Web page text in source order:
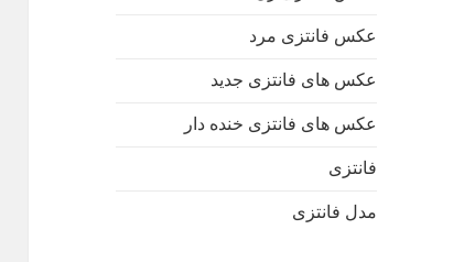
عکس فانتزی مرد
عکس های فانتزی جدید
عکس های فانتزی خنده دار
فانتزی
مدل فانتزی